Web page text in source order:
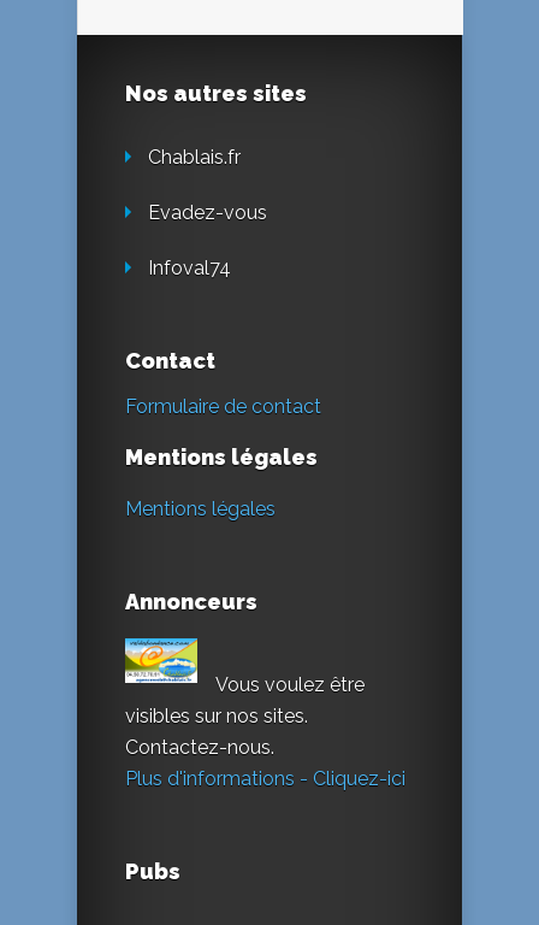
Nos autres sites
Chablais.fr
Evadez-vous
Infoval74
Contact
Formulaire de contact
Mentions légales
Mentions légales
Annonceurs
Vous voulez être
visibles sur nos sites.
Contactez-nous.
Plus d'informations - Cliquez-ici
Pubs